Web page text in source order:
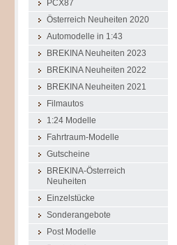
PCX87
Österreich Neuheiten 2020
Automodelle in 1:43
BREKINA Neuheiten 2023
BREKINA Neuheiten 2022
BREKINA Neuheiten 2021
Filmautos
1:24 Modelle
Fahrtraum-Modelle
Gutscheine
BREKINA-Österreich
Neuheiten
Einzelstücke
Sonderangebote
Post Modelle